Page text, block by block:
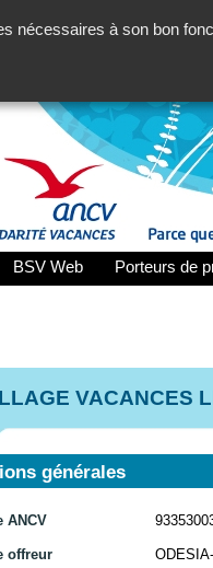
nécessaires à son bon
BSV Web Porteurs de
VACANCES
générales
ANCV
offreur